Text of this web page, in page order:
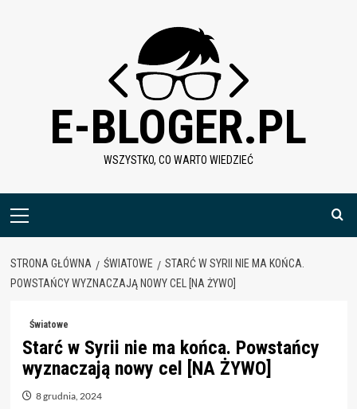
E-BLOGER.PL
WSZYSTKO, CO WARTO WIEDZIEĆ
Menu
STRONA GŁÓWNA ŚWIATOWE
STARĆ W SYRII NIE MA KOŃCA.
POWSTAŃCY WYZNACZAJĄ NOWY CEL [NA ŻYWO]
Światowe
Starć w Syrii nie ma końca. Powstańcy
wyznaczają nowy cel [NA ŻYWO]
8 grudnia, 2024